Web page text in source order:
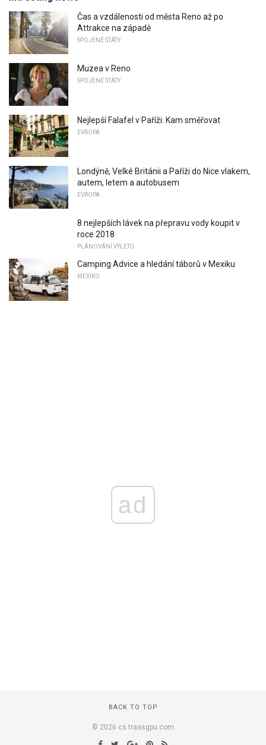
Čas a vzdálenosti od města Reno až po
Attrakce na západě
SPOJENÉ STÁTY
Muzea v Reno
SPOJENÉ STÁTY
Nejlepší Falafel v Paříži: Kam směřovat
EVROPA
Londýně, Velké Británii a Paříži do Nice vlakem,
autem, letem a autobusem
EVROPA
8 nejlepších lávek na přepravu vody koupit v
roce 2018
PLÁNOVÁNÍ VÝLETŮ
Camping Advice a hledání táborů v Mexiku
MEXIKO
ad
BACK TO TOP
© 2026 cs.traasgpu.com